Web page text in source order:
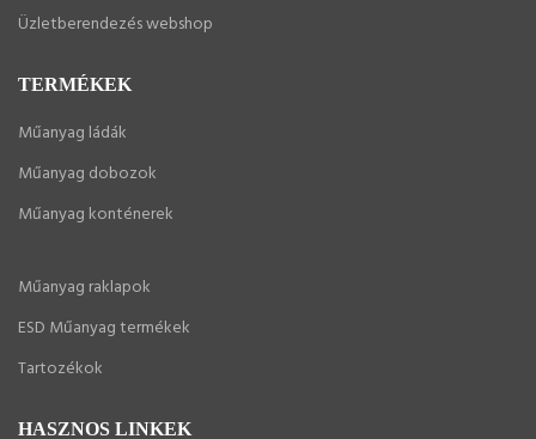
Üzletberendezés webshop
TERMÉKEK
Műanyag ládák
Műanyag dobozok
Műanyag konténerek
Műanyag raklapok
ESD Műanyag termékek
Tartozékok
HASZNOS LINKEK